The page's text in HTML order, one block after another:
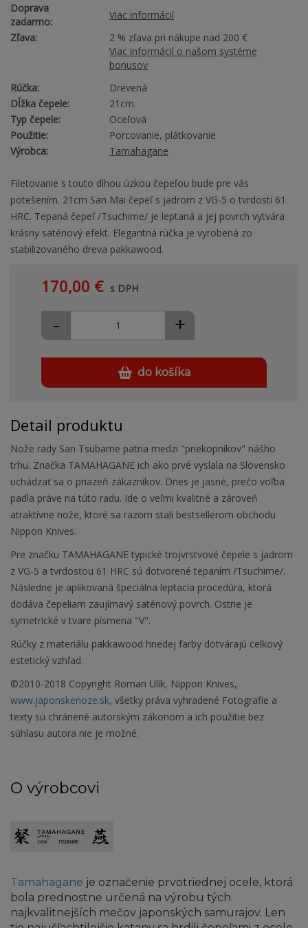
Doprava
zadarmo:
Viac informácií
Zľava:
2 % zľava pri nákupe nad 200 €
Viac informácií o našom systéme
bonusov
Rúčka:
Drevená
Dĺžka čepele:
21cm
Typ čepele:
Oceľová
Použitie:
Porcovanie, plátkovanie
Výrobca:
Tamahagane
Filetovanie s touto dlhou úzkou čepeľou bude pre vás
potešením. 21cm San Mai čepeľ s jadrom z VG-5 o tvrdosti 61
HRC. Tepaná čepeľ /Tsuchime/ je leptaná a jej povrch vytvára
krásny saténový efekt. Elegantná rúčka je vyrobená zo
stabilizovaného dreva pakkawood.
170,00 € s DPH
+
-
do košíka
Detail produktu
Nože rady San Tsubame patria medzi "priekopníkov" nášho
trhu. Značka TAMAHAGANE ich ako prvé vyslala na Slovensko
uchádzať sa o priazeň zákazníkov. Dnes je jasné, prečo voľba
padla práve na túto radu. Ide o veľmi kvalitné a zároveň
atraktívne nože, ktoré sa razom stali bestsellerom obchodu
Nippon Knives.
Pre značku TAMAHAGANE typické trojvrstvové čepele s jadrom
z VG-5 a tvrdosťou 61 HRC sú dotvorené tepaním /Tsuchime/.
Následne je aplikovaná špeciálna leptacia procedúra, ktorá
dodáva čepeliam zaujímavý saténový povrch. Ostrie je
symetrické v tvare písmena "V".
Rúčky z materiálu pakkawood hnedej farby dotvárajú celkový
estetický vzhľad.
©2010-2018 Copyright Roman Ulík, Nippon Knives,
www.japonskenoze.sk, všetky práva vyhradené Fotografie a
texty sú chránené autorským zákonom a ich použitie bez
súhlasu autora nie je možné.
O výrobcovi
Tamahagane je označenie prvotriednej ocele, ktorá
bola prednostne určená na výrobu tých
najkvalitnejších mečov japonských samurajov. Len